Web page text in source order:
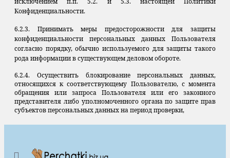
Конфиденциальности.
6.2.3. Принимать меры предосторожности для защиты
конфиденциальности персональных данных Пользователя
согласно порядку, обычно используемого для защиты такого
рода информации в существующем деловом обороте.
6.2.4. Осуществить блокирование персональных данных,
относящихся к соответствующему Пользователю, с момента
обращения или запроса Пользователя или его законного
представителя либо уполномоченного органа по защите прав
субъектов персональных данных на период проверки,